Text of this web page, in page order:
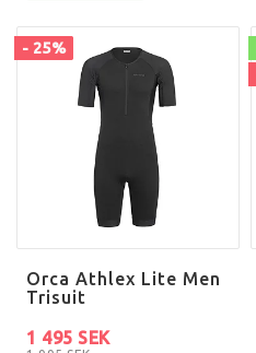
- 25%
Orca Athlex Lite Men
Trisuit
1 495 SEK